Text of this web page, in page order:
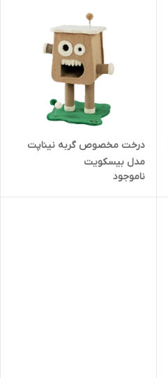
درخت مخصوص گربه نیناپت
مدل بیسکویت
ناموجود